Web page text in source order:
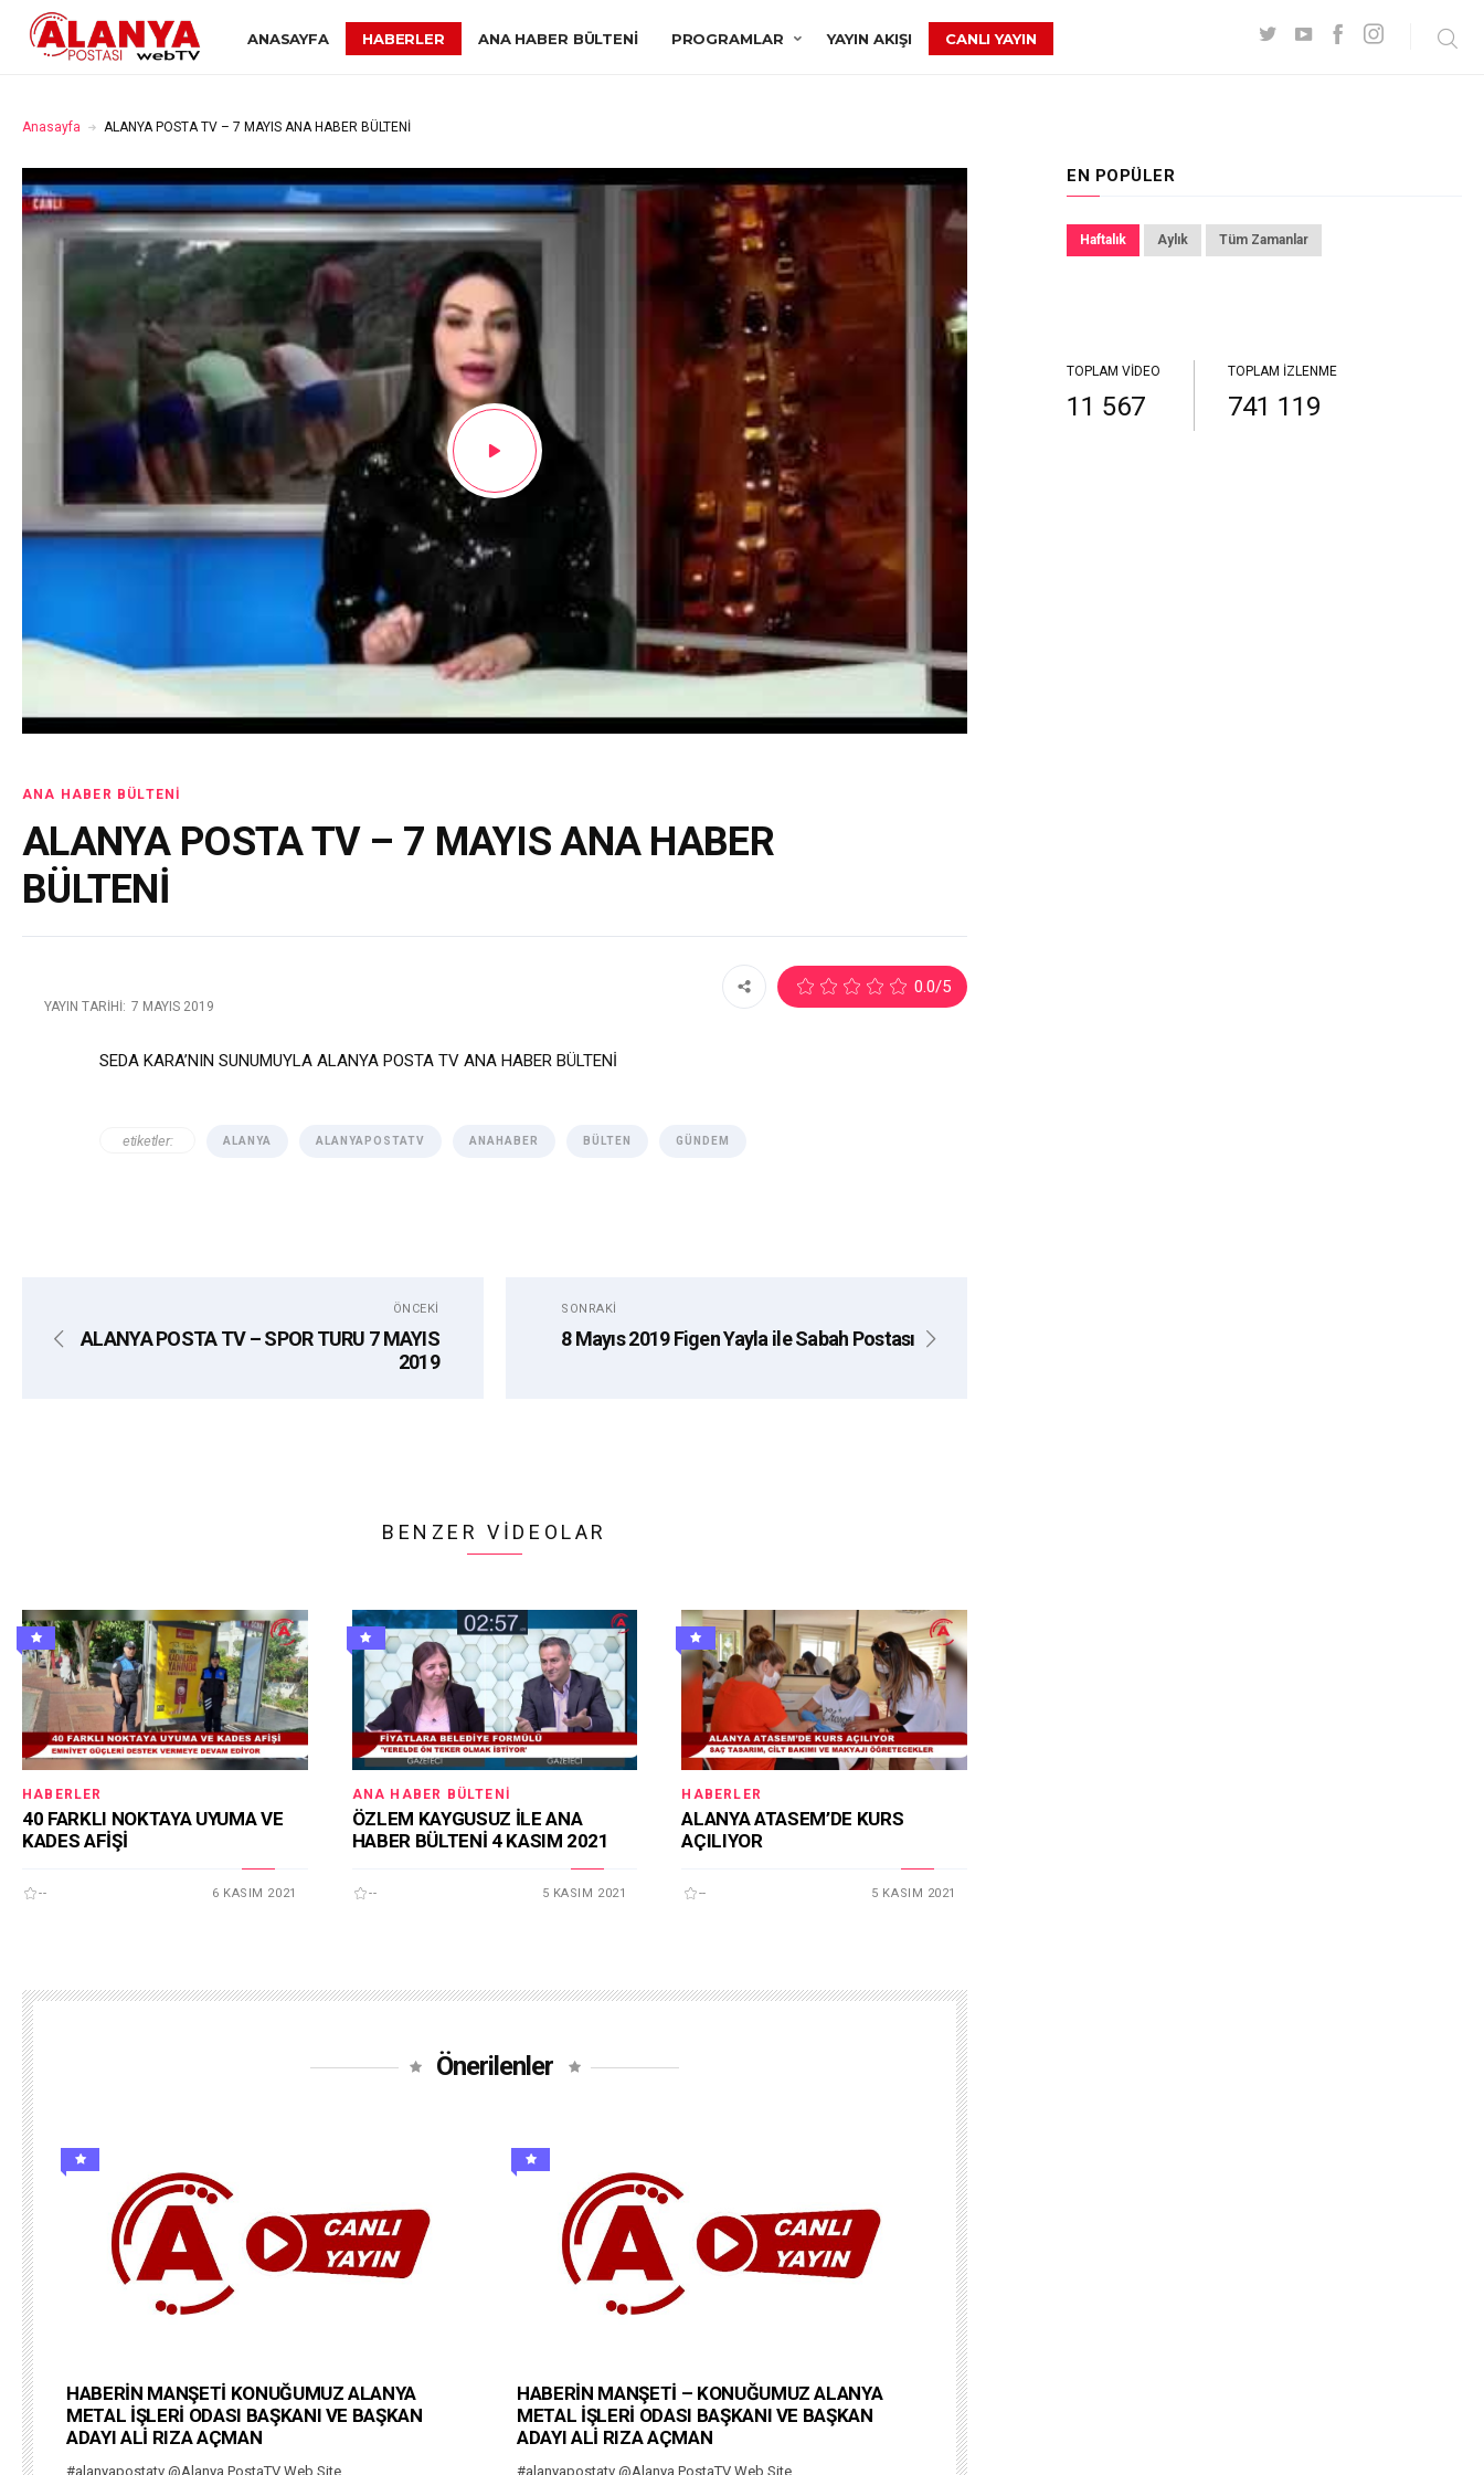
ANASAYFA HABERLER ANA HABER BÜLTENI PROGRAMLAR YAYIN AKIŞI CANLI YAYIN
Anasayfa ALANYA POSTA TV – 7 MAYIS ANA HABER BÜLTENİ
ANA HABER BÜLTENI
ALANYA POSTA TV – 7 MAYIS ANA HABER
BÜLTENİ
YAYIN TARIHI: 7 MAYIS 2019
0.0/5
SEDA KARA’NIN SUNUMUYLA ALANYA POSTA TV ANA HABER BÜLTENİ
etiketler: ALANYA ALANYAPOSTATV ANAHABER BÜLTEN GÜNDEM
ÖNCEKI
ALANYA POSTA TV – SPOR TURU 7 MAYIS
2019
SONRAKI
8 Mayıs 2019 Figen Yayla ile Sabah Postası
BENZER VIDEOLAR
HABERLER
40 FARKLI NOKTAYA UYUMA VE
KADES AFİŞİ
-- 6 KASIM 2021
ANA HABER BÜLTENI
ÖZLEM KAYGUSUZ İLE ANA
HABER BÜLTENİ 4 KASIM 2021
-- 5 KASIM 2021
HABERLER
ALANYA ATASEM’DE KURS
AÇILIYOR
-- 5 KASIM 2021
Önerilenler
HABERİN MANŞETİ KONUĞUMUZ ALANYA
METAL İŞLERİ ODASI BAŞKANI VE BAŞKAN
ADAYI ALİ RIZA AÇMAN
#alanyapostatv @Alanya PostaTV Web Site
HABERİN MANŞETİ – KONUĞUMUZ ALANYA
METAL İŞLERİ ODASI BAŞKANI VE BAŞKAN
ADAYI ALİ RIZA AÇMAN
#alanyapostatv @Alanya PostaTV Web Site
EN POPÜLER
Haftalık Aylık Tüm Zamanlar
TOPLAM VIDEO
11 567
TOPLAM İZLENME
741 119